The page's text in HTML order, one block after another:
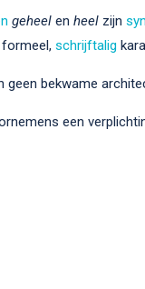
geheel en heel zijn
schrijftalig
geen bekwame
een